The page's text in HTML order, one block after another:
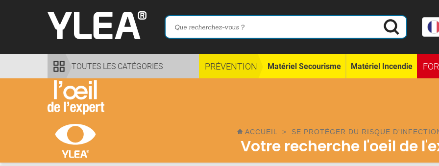
TOUTES LES CATÉGORIES PRÉVENTION Matériel Secourisme Matériel Incendie
ACCUEIL > SE PROTÉGER DU RISQUE
Votre recherche l'oeil de